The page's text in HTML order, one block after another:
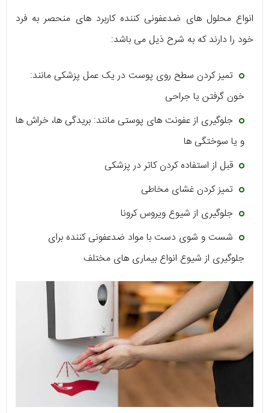
انواع محلول های ضدعفونی کننده کاربرد های منحصر به فرد
خود را دارند که به شرح ذیل می باشد:
تمیز کردن سطح روی پوست در یک عمل پزشکی مانند:
خون گرفتن یا جراحی
جلوگیری از عفونت های پوستی مانند: بریدگی ها، خراش ها
و یا سوختگی ها
قبل از استفاده کردن کاتر در پزشکی
تمیز کردن غشای مخاطی
جلوگیری از شیوع ویروس کرونا
شست و شوی دست با مواد ضدعفونی کننده برای
جلوگیری از شیوع انواع بیماری های مختلف